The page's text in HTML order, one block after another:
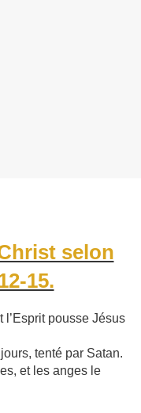
selon
15.
l’Esprit pousse Jésus
tenté par Satan.
et les anges le